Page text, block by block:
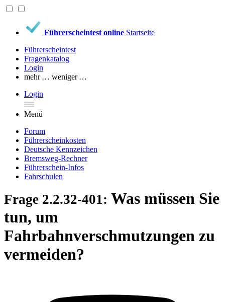
Führerscheintest online Startseite
Führerscheintest
Fragenkatalog
Login
mehr … weniger …
Login
Menü
Forum
Führerscheinkosten
Deutsche Kennzeichen
Bremsweg-Rechner
Führerschein-Infos
Fahrschulen
Frage 2.2.32-401: Was müssen Sie
tun, um
Fahrbahnverschmutzungen zu
vermeiden?